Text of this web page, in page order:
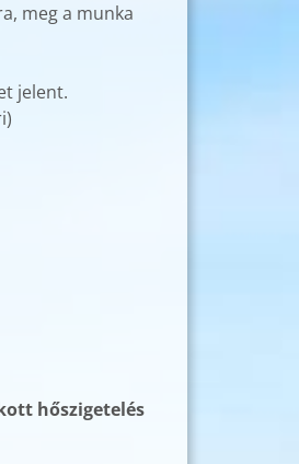
meg a munka
jelent.
hőszigetelés